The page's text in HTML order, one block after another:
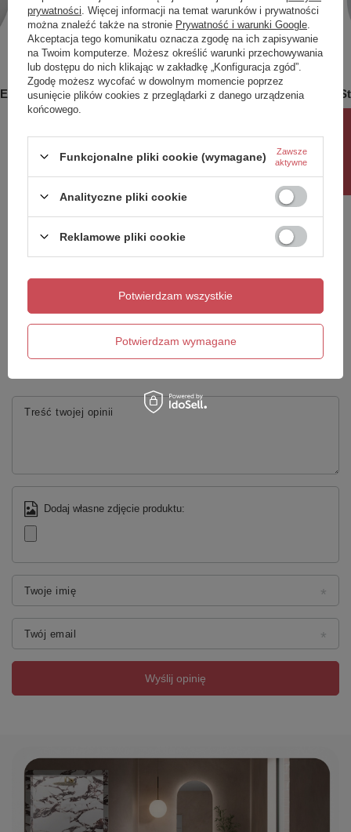
Umywalka nablatowa Merida Black
539,00 zł
Lustro
Potrzebujesz pomocy? Masz pytania?
Zadaj pytanie a my odpowiemy niezwłocznie,
dla innych.
Zadaj pytanie
Napisz swoją opinię
Twoja ocena:
5/5
Treść twojej opinii
Dodaj własne zdjęcie produktu:
Twoje imię
Twój email
Wyślij opinię
prywatności . Więcej informacji na temat warunków i prywatności
można znaleźć także na stronie Prywatność i warunki Google
Akceptacja tego komunikatu oznacza zgodę na ich zapisywanie
na Twoim komputerze. Możesz określić warunki przechowywania
lub dostępu do nich klikając w zakładkę „Konfiguracja zgód”.
Zgodę możesz wycofać w dowolnym momencie poprzez
usunięcie plików cookies z przeglądarki z danego urządzenia
końcowego.
Funkcjonalne pliki cookie (wymagane)
Zawsze
aktywne
Analityczne pliki cookie
Reklamowe pliki cookie
Potwierdzam wymagane
Potwierdzam wszystkie